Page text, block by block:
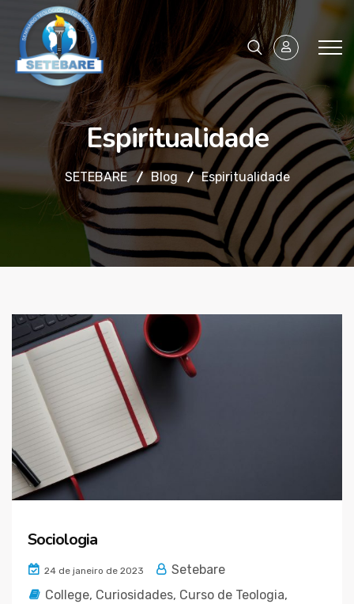
Espiritualidade
SETEBARE Blog Espiritualidade
Sociologia
24 de janeiro de 2023
Setebare
College, Curiosidades, Curso de Teologia,